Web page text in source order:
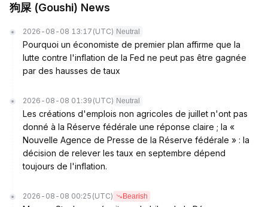
狗屎 (Goushi) News
2026-08-08 13:17 (UTC) Neutral
Pourquoi un économiste de premier plan affirme que la
lutte contre l'inflation de la Fed ne peut pas être gagnée
par des hausses de taux
2026-08-08 01:39 (UTC) Neutral
Les créations d'emplois non agricoles de juillet n'ont pas
donné à la Réserve fédérale une réponse claire ; la «
Nouvelle Agence de Presse de la Réserve fédérale » : la
décision de relever les taux en septembre dépend
toujours de l'inflation.
2026-08-08 00:25 (UTC) Bearish